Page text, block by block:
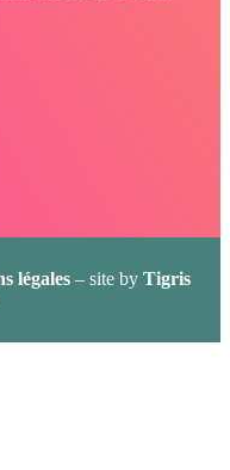
légales– site by Tigris